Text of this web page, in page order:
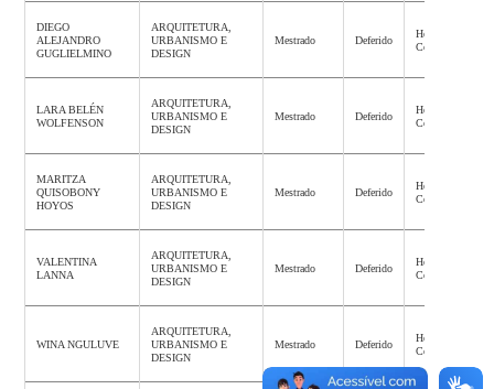
DIEGO
ALEJANDRO
GUGLIELMINO
ARQUITETURA,
URBANISMO E
DESIGN
Mestrado Deferido
Homologação
Concluída
LARA BELÉN
WOLFENSON
ARQUITETURA,
URBANISMO E
DESIGN
Mestrado Deferido
Homologação
Concluída
MARITZA
QUISOBONY
HOYOS
ARQUITETURA,
URBANISMO E
DESIGN
Mestrado Deferido
Homologação
Concluída
VALENTINA
LANNA
ARQUITETURA,
URBANISMO E
DESIGN
Mestrado Deferido
Homologação
Concluída
WINA NGULUVE
ARQUITETURA,
URBANISMO E
DESIGN
Mestrado Deferido
Homologação
Concluída